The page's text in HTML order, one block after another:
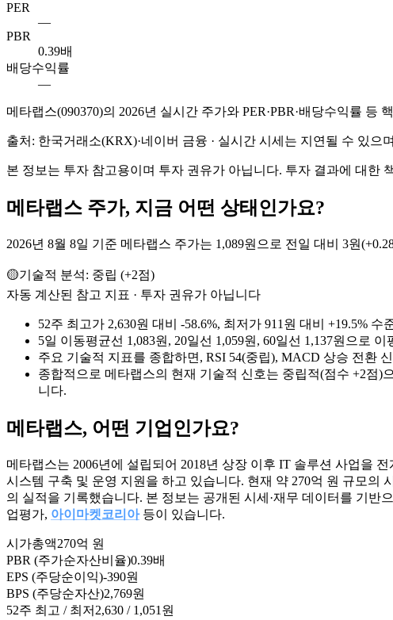
PER
—
PBR
0.39배
배당수익률
—
메타랩스(090370)의 2026년 실시간 주가와 PER·PBR·배당수익률 등
출처: 한국거래소(KRX)·네이버 금융 · 실시간 시세는 지연될 수 있으
본 정보는 투자 참고용이며 투자 권유가 아닙니다. 투자 결과에 대한
메타랩스 주가, 지금 어떤 상태인가요?
2026년 8월 8일 기준 메타랩스 주가는 1,089원으로 전일 대비 3원
🟡기술적 분석: 중립 (+2점)
자동 계산된 참고 지표 · 투자 권유가 아닙니다
52주 최고가 2,630원 대비 -58.6%, 최저가 911원 대비 +19.5%
5일 이동평균선 1,083원, 20일선 1,059원, 60일선 1,137원으로
주요 기술적 지표를 종합하면, RSI 54(중립), MACD 상승 전환
종합적으로 메타랩스의 현재 기술적 신호는 중립적(점수 +2점
니다.
메타랩스, 어떤 기업인가요?
메타랩스는 2006년에 설립되어 2018년 상장 이후 IT 솔루션 사업을
시스템 구축 및 운영 지원을 하고 있습니다. 현재 약 270억 원 규모의
의 실적을 기록했습니다. 본 정보는 공개된 시세·재무 데이터를 기
업평가, 아이마켓코리아등이 있습니다.
시가총액270억 원
PBR (주가순자산비율)0.39배
EPS (주당순이익)-390원
BPS (주당순자산)2,769원
52주 최고 / 최저 2,630 / 1,051원